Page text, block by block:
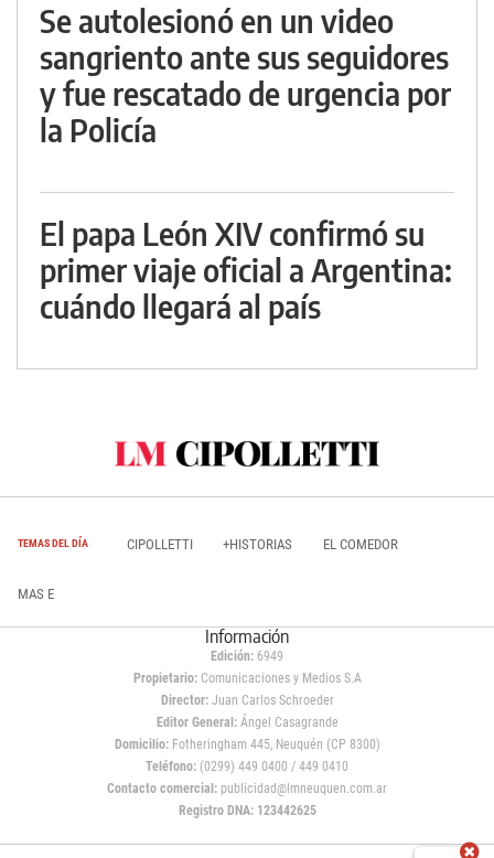
Se autolesionó en un video
sangriento ante sus seguidores
y fue rescatado de urgencia por
la Policía
El papa León XIV confirmó su
primer viaje oficial a Argentina:
cuándo llegará al país
TEMAS DEL DÍA CIPOLLETTI +HISTORIAS EL COMEDOR
MAS E
Información
Edición: 6949
Propietario:Comunicaciones y Medios S.A
Director: Juan Carlos Schroeder
Editor General:Ángel Casagrande
Domicilio:Fotheringham 445, Neuquén (CP 8300)
Teléfono: (0299) 449 0400 / 449 0410
Contacto comercial: publicidad@lmneuquen.com.ar
Registro DNA: 123442625